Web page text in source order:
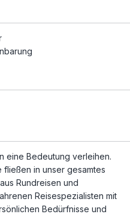
eine Bedeutung verleihen.
in unser gesamtes
Rundreisen und
Reisespezialisten mit
Bedürfnisse und